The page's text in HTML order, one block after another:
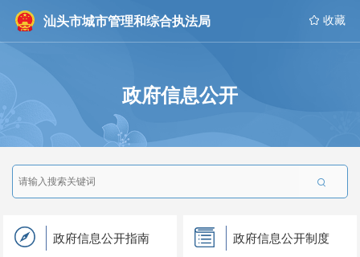
汕头市城市管理和综合执法局  收藏
政府信息公开

政府信息公开指南 政府信息公开制度